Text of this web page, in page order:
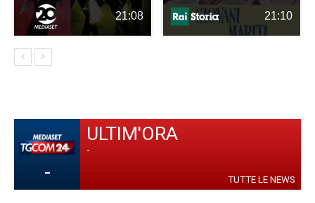
21:08 21:10
-
ULTIM'ORA
-
TUTTE LE NEWS